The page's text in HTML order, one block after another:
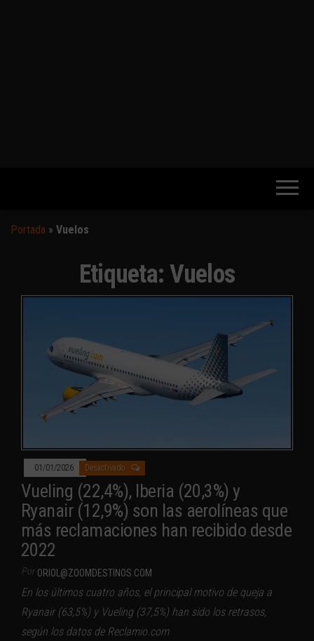
Portada » Vuelos
Etiqueta: Vuelos
01/01/2026 Desactivado
Vueling (22,4%), Iberia (20,3%) y
Ryanair (12,9%) son las aerolíneas que
más reclamaciones han recibido desde
2022
Por ORIOL@ZOOMDESTINOS.COM
En los últimos cuatro años, el principal motivo de queja a
Ryanair (63,5%) y Vueling (37,5%) han sido los retrasos,
según los datos de Reclamio.com